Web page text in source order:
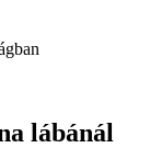
lábánál